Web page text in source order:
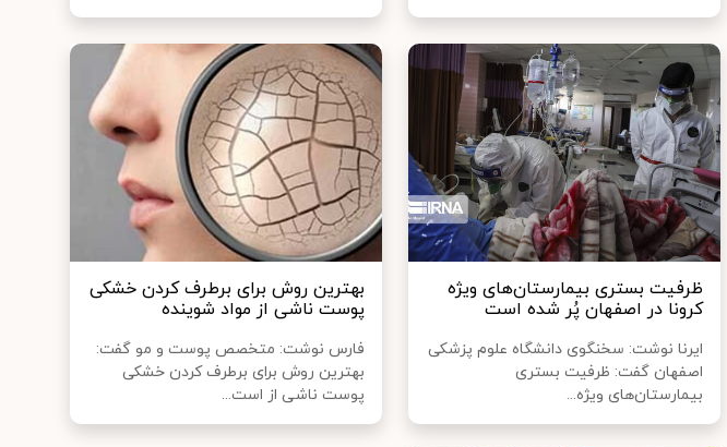
ظرفیت بستری بیمارستان‌های ویژه
کرونا در اصفهان پُر شده است
ایرنا نوشت: سخنگوی دانشگاه علوم پزشکی
اصفهان گفت: ظرفیت بستری
بیمارستان‌های ویژه...
بهترین روش برای برطرف کردن خشکی
پوست ناشی از مواد شوینده
فارس نوشت: متخصص پوست و مو گفت:
بهترین روش برای برطرف کردن خشکی
پوست ناشی از است...